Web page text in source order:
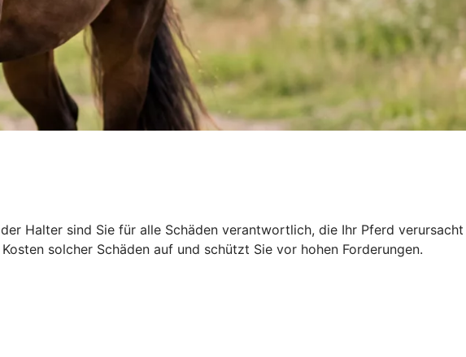
Halter sind Sie für alle Schäden verantwortlich, die Ihr Pferd verursacht
solcher Schäden auf und schützt Sie vor hohen Forderungen.